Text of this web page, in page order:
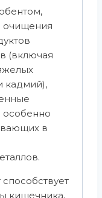
очищения
(включая
кадмий),
особенно
в
кишечника,